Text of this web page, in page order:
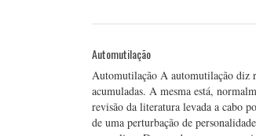
Automutilação
Automutilação A automutilação diz
acumuladas. A mesma está,
revisão da literatura levada a cabo
de uma perturbação de